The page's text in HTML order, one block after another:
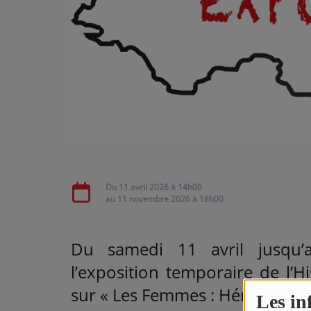
Les
Du 11 avril 2026 à 14h00
au 11 novembre 2026 à 18h00
Du samedi 11 avril
l’exposition temporaire de
sur « Les Femmes : Héroïnes